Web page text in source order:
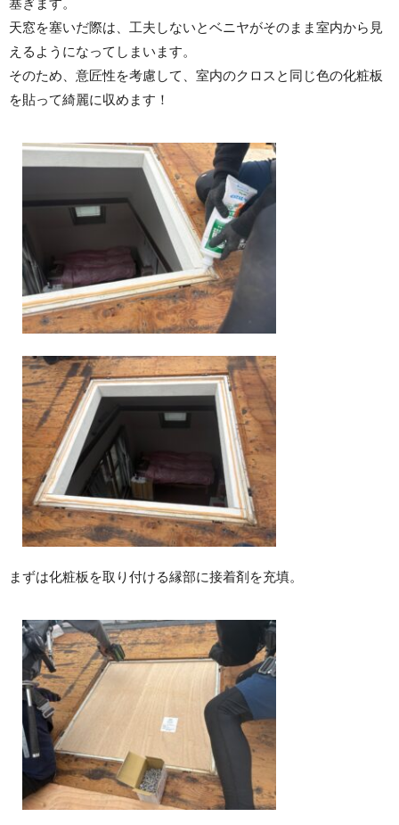
塞ぎます。
天窓を塞いだ際は、工夫しないとベニヤがそのまま室内から見
えるようになってしまいます。
そのため、意匠性を考慮して、室内のクロスと同じ色の化粧板
を貼って綺麗に収めます！
まずは化粧板を取り付ける縁部に接着剤を充填。